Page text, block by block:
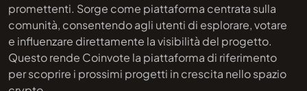
promettenti. Sorge come piattaforma centrata sulla
comunità, consentendo agli utenti di esplorare, votare
e influenzare direttamente la visibilità del progetto.
Questo rende Coinvote la piattaforma di riferimento
per scoprire i prossimi progetti in crescita nello spazio